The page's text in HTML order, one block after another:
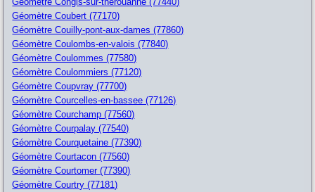
Géomètre Coubert (77170)
Géomètre Couilly-pont-aux-dames (77860)
Géomètre Coulombs-en-valois (77840)
Géomètre Coulommes (77580)
Géomètre Coulommiers (77120)
Géomètre Coupvray (77700)
Géomètre Courcelles-en-bassee (77126)
Géomètre Courchamp (77560)
Géomètre Courpalay (77540)
Géomètre Courquetaine (77390)
Géomètre Courtacon (77560)
Géomètre Courtomer (77390)
Géomètre Courtry (77181)